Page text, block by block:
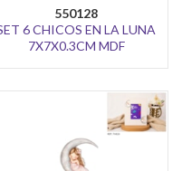
550128
6 CHICOS EN LA LUNA
7X7X0.3CM MDF